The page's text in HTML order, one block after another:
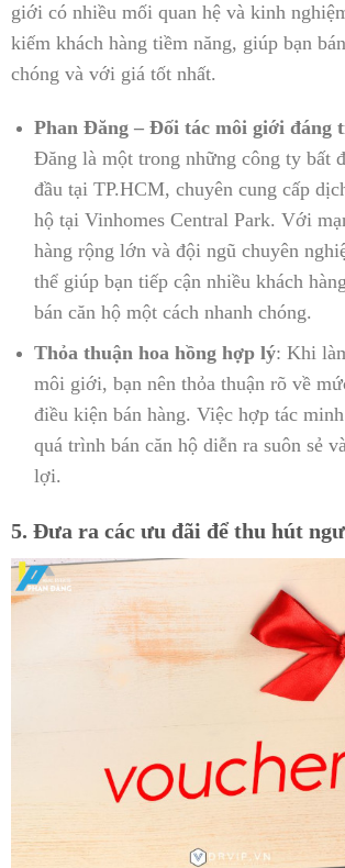
giới có nhiều mối quan hệ và kinh
kiếm khách hàng tiềm năng, giúp bạn
chóng và với giá tốt nhất.
Phan Đăng – Đối tác môi giới đáng
Đăng là một trong những công ty bất
đầu tại TP.HCM, chuyên cung cấp
hộ tại Vinhomes Central Park. Với
hàng rộng lớn và đội ngũ chuyên
thể giúp bạn tiếp cận nhiều khách
bán căn hộ một cách nhanh chóng.
Thỏa thuận hoa hồng hợp lý: Khi
môi giới, bạn nên thỏa thuận rõ về
điều kiện bán hàng. Việc hợp tác
quá trình bán căn hộ diễn ra suôn sẻ
lợi.
5. Đưa ra các ưu đãi để thu hút